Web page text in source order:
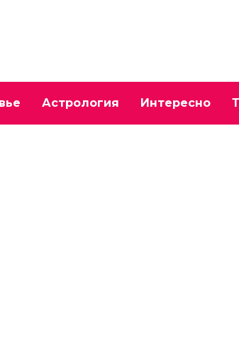
Астрология Интересно